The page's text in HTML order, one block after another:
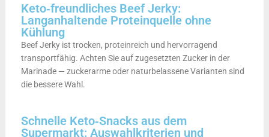
Keto‑freundliches Beef Jerky:
Langanhaltende Proteinquelle ohne
Kühlung
Beef Jerky ist trocken, proteinreich und hervorragend
transportfähig. Achten Sie auf zugesetzten Zucker in der
Marinade — zuckerarme oder naturbelassene Varianten sind
die bessere Wahl.
Schnelle Keto‑Snacks aus dem
Supermarkt: Auswahlkriterien und